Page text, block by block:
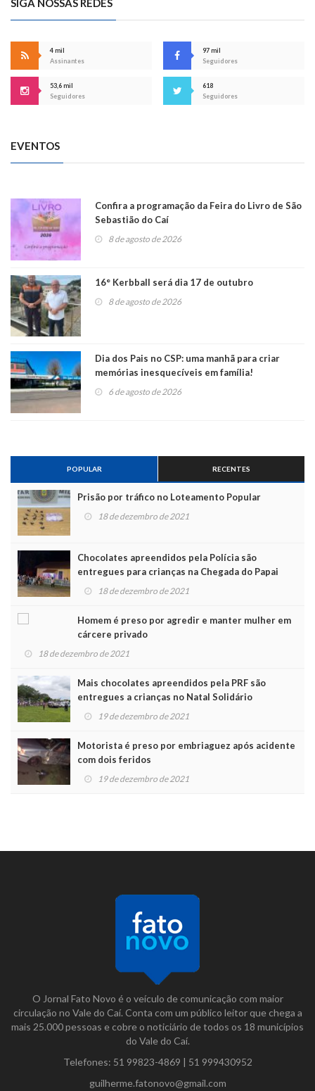
SIGA NOSSAS REDES
4 mil
Assinantes
97 mil
Seguidores
53,6 mil
Seguidores
618
Seguidores
EVENTOS
Confira a programação da Feira do Livro de São
Sebastião do Caí
8 de agosto de 2026
16° Kerbball será dia 17 de outubro
8 de agosto de 2026
Dia dos Pais no CSP: uma manhã para criar
memórias inesquecíveis em família!
6 de agosto de 2026
POPULAR RECENTES
Prisão por tráfico no Loteamento Popular
18 de dezembro de 2021
Chocolates apreendidos pela Polícia são
entregues para crianças na Chegada do Papai
Noel 18 de dezembro de 2021
Homem é preso por agredir e manter mulher em
cárcere privado
18 de dezembro de 2021
Mais chocolates apreendidos pela PRF são
entregues a crianças no Natal Solidário
19 de dezembro de 2021
Motorista é preso por embriaguez após acidente
com dois feridos
19 de dezembro de 2021
O Jornal Fato Novo é o veículo de comunicação com maior
circulação no Vale do Caí. Conta com um público leitor que chega a
mais 25.000 pessoas e cobre o noticiário de todos os 18 municípios
do Vale do Caí.
Telefones: 51 99823-4869 | 51 999430952
guilherme.fatonovo@gmail.com